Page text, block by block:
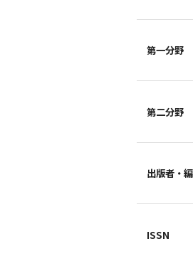
第一分野
第二分野
出版者・
ISSN